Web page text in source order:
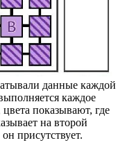
данные каждой
каждое
показывают, где
на второй
присутствует.